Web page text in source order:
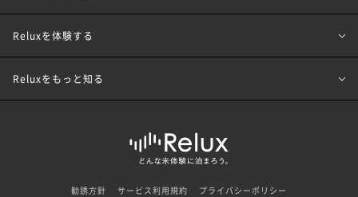
Reluxを体験する
Reluxをもっと知る
勧誘方針 サービス利用規約
プライバシーポリシー